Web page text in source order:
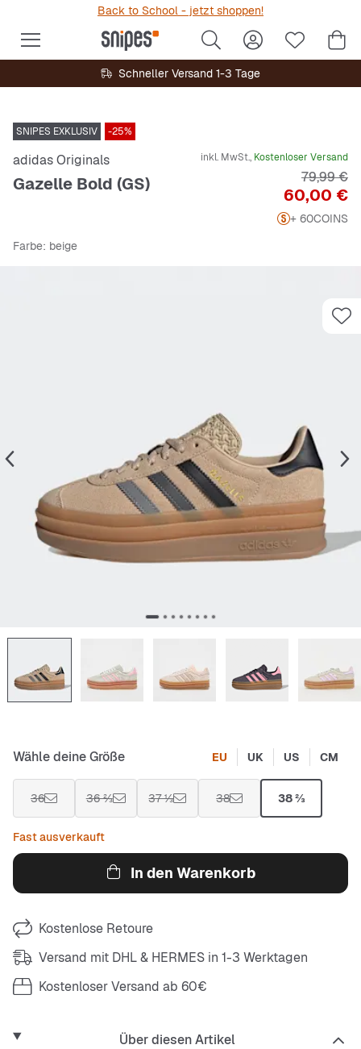
Back to School - jetzt shoppen!
Schneller Versand 1-3 Tage
SNIPES EXKLUSIV -25%
adidas Originals
Gazelle Bold (GS)
inkl. MwSt., Kostenloser Versand
Preis
60,00 €
79,99 €
+ 60COINS
Farbe: beige
Wähle deine Größe EU UK US CM
36 36 ⅔ 37 ⅓ 38 38 ⅔
Fast ausverkauft
In den Warenkorb
Kostenlose Retoure
Versand mit DHL & HERMES in 1-3 Werktagen
Kostenloser Versand ab 60€
Über diesen Artikel